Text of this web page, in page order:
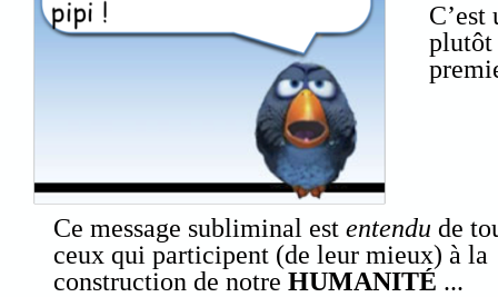
plutôt
Ce message subliminal estentendu de
ceux qui participent (de leur mieux) à la
construction de notreHUMANITÉ ...